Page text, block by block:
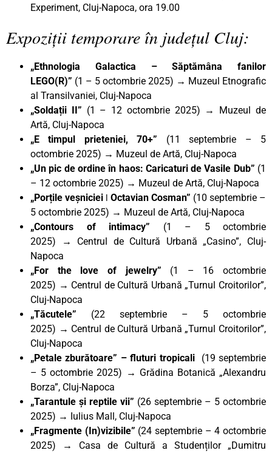
Experiment, Cluj-Napoca, ora 19.00
Expoziții temporare în județul Cluj:
„Ethnologia Galactica – Săptămâna fanilor
LEGO(R)” (1 – 5 octombrie 2025) → Muzeul Etnografic
al Transilvaniei, Cluj-Napoca
„Soldații II” (1 – 12 octombrie 2025) → Muzeul de
Artă, Cluj-Napoca
„E timpul prieteniei, 70+” (11 septembrie – 5
octombrie 2025) → Muzeul de Artă, Cluj-Napoca
„Un pic de ordine în haos: Caricaturi de Vasile Dub” (1
– 12 octombrie 2025) → Muzeul de Artă, Cluj-Napoca
„Porțile veșniciei ǀ Octavian Cosman” (10 septembrie –
5 octombrie 2025) → Muzeul de Artă, Cluj-Napoca
„Contours of intimacy” (1 – 5 octombrie
2025)
→ Centrul de Cultură Urbană „Casino”, Cluj-
Napoca
„For the love of jewelry” (1 – 16 octombrie
2025) → Centrul de Cultură Urbană „Turnul Croitorilor”,
Cluj-Napoca
„Tăcutele” (22 septembrie – 5 octombrie
2025) → Centrul de Cultură Urbană „Turnul Croitorilor”,
Cluj-Napoca
„Petale zburătoare” – fluturi tropicali(19 septembrie
– 5 octombrie 2025) → Grădina Botanică „Alexandru
Borza”, Cluj-Napoca
„Tarantule și reptile vii” (26 septembrie – 5 octombrie
2025) → Iulius Mall, Cluj-Napoca
„Fragmente (In)vizibile” (24 septembrie – 4 octombrie
2025) → Casa de Cultură a Studenților „Dumitru